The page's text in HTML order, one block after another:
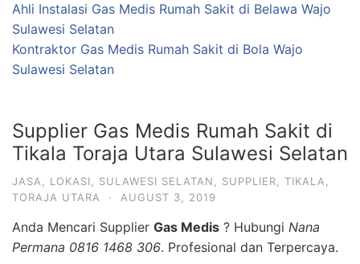
Ahli Instalasi Gas Medis Rumah Sakit di Belawa Wajo
Sulawesi Selatan
Kontraktor Gas Medis Rumah Sakit di Bola Wajo
Sulawesi Selatan
Supplier Gas Medis Rumah Sakit di
Tikala Toraja Utara Sulawesi Selatan
JASA LOKASI SULAWESI SELATAN SUPPLIER TIKALA
TORAJA UTARA
· AUGUST 3, 2019
Anda Mencari Supplier Gas Medis ? Hubungi Nana
Permana 0816 1468 306. Profesional dan Terpercaya.